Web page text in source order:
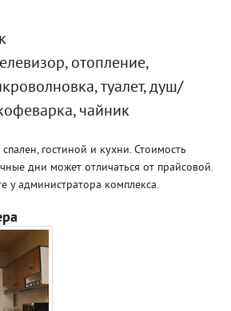
отопление,
туалет, душ/
чайник
гостиной и кухни. Стоимость
дни может отличаться от прайсовой.
у администратора комплекса.